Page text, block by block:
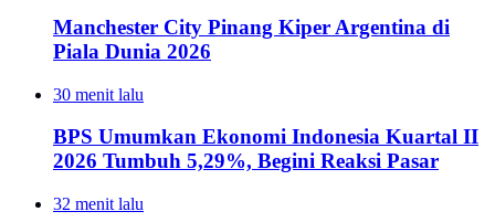
Manchester City Pinang Kiper Argentina di
Piala Dunia 2026
30 menit lalu
BPS Umumkan Ekonomi Indonesia Kuartal II
2026 Tumbuh 5,29%, Begini Reaksi Pasar
32 menit lalu